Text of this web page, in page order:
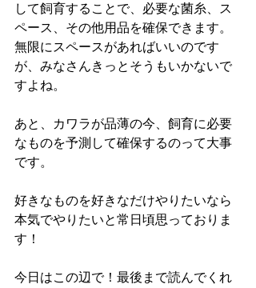
して飼育することで、必要な菌糸、ス
ペース、その他用品を確保できます。
無限にスペースがあればいいのです
が、みなさんきっとそうもいかないで
すよね。
あと、カワラが品薄の今、飼育に必要
なものを予測して確保するのって大事
です。
好きなものを好きなだけやりたいなら
本気でやりたいと常日頃思っておりま
す！
今日はこの辺で！最後まで読んでくれ